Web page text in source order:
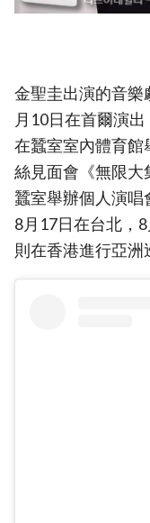
金聖圭出演的音樂
月10日在首爾演
在蠶室室內體育館
絲見面會《無限
蠶室舉辦個人演唱
8月17日在台北，
則在香港進行亞洲